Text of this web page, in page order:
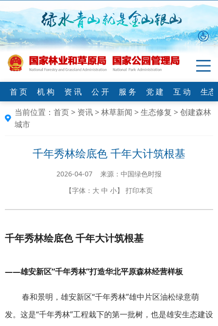
首 页 机 构 资 讯 公 开 服 务 党 建 互 动
生
当前位置： 首页> 资讯>林草新闻 >生态修复 >创建森林
城市
千年秀林绘底色 千年大计筑根基
2026-04-07 来源：中国绿色时报
【字体： 大 中 小】 打印本页
千年秀林绘底色 千年大计筑根基
——雄安新区“千年秀林”打造华北平原森林经营样板
春和景明，雄安新区“千年秀林”雄中片区油松绿意萌
发。这是“千年秀林”工程栽下的第一批树，也是雄安生态建设